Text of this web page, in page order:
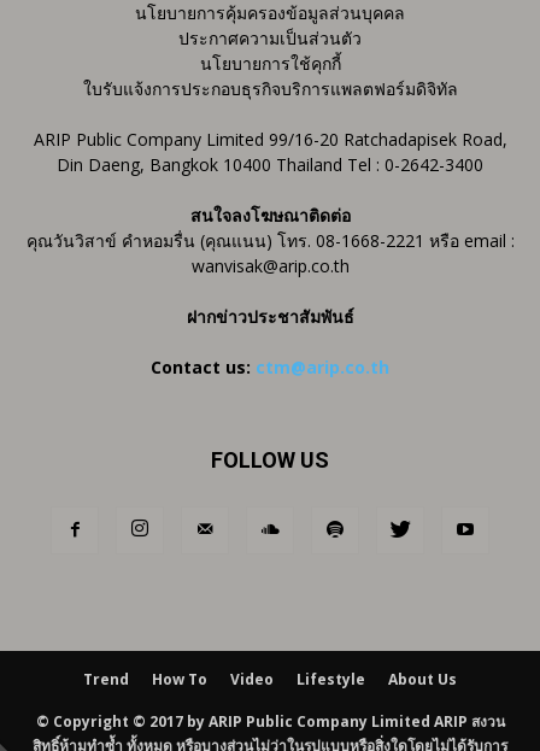
นโยบายการคุ้มครองข้อมูลส่วนบุคคล
ประกาศความเป็นส่วนตัว
นโยบายการใช้คุกกี้
ใบรับแจ้งการประกอบธุรกิจบริการแพลตฟอร์มดิจิทัล
ARIP Public Company Limited 99/16-20 Ratchadapisek Road,
Din Daeng, Bangkok 10400 Thailand Tel : 0-2642-3400
สนใจลงโฆษณาติดต่อ
คุณวันวิสาข์ คำหอมรื่น (คุณแนน) โทร. 08-1668-2221 หรือ email :
wanvisak@arip.co.th
ฝากข่าวประชาสัมพันธ์
Contact us: ctm@arip.co.th
FOLLOW US
Trend How To Video Lifestyle About Us
© Copyright © 2017 by ARIP Public Company Limited ARIP สงวน
สิทธิ์ห้ามทำซ้ำ ทั้งหมด หรือบางส่วนไม่ว่าในรูปแบบหรือสิ่งใดโดยไม่ได้รับการ